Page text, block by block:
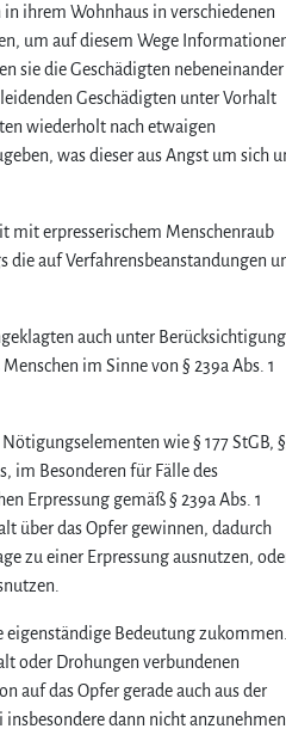
ihrem Wohnhaus in verschiedenen
um auf diesem Wege
sie die Geschädigten nebeneinander
Geschädigten unter Vorhalt
wiederholt nach etwaigen
was dieser aus Angst um sich
mit erpresserischem Menschenraub
auf Verfahrensbeanstandungen
auch unter Berücksichtigung
im Sinne von § 239a Abs. 1
wie § 177 StGB,
im Besonderen für Fälle des
Erpressung gemäß § 239a Abs. 1
über das Opfer gewinnen, dadurch
zu einer Erpressung ausnutzen,
Bedeutung zukommen.
oder Drohungen verbundenen
auf das Opfer gerade auch aus der
dann nicht